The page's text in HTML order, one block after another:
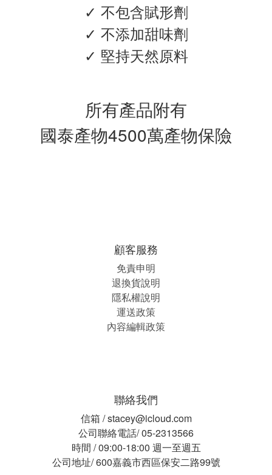
✓ 不包含賦形劑
✓ 不添加甜味劑
✓ 堅持天然原料
所有產品附有
國泰產物4500萬產物保險
顧客服務
免責申明
退換貨說明
隱私權說明
運送政策
內容編輯政策
聯絡我們
信箱 / stacey@icloud.com
公司聯絡電話/ 05-2313566
時間 / 09:00-18:00 週一至週五
公司地址/ 600嘉義市西區保安二路99號